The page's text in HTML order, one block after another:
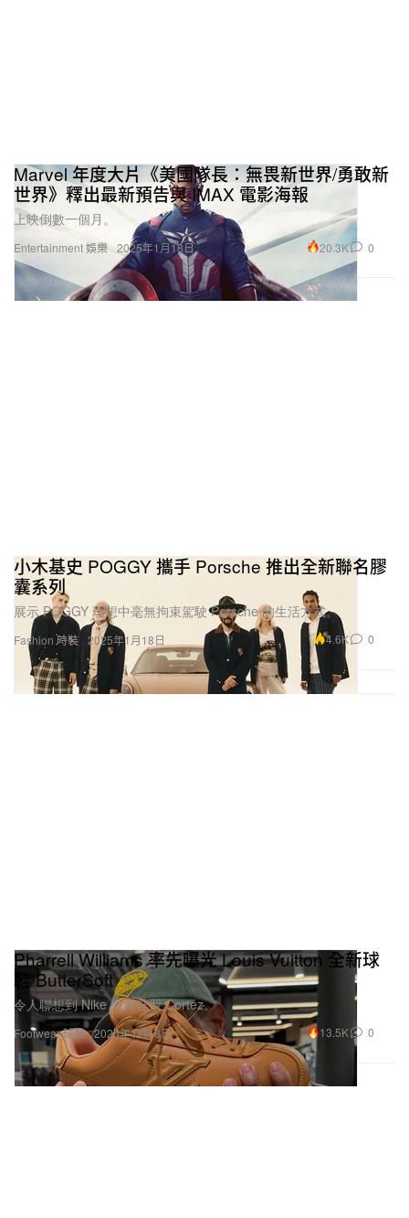
Entertainment 娛樂
Marvel 年度大片《美國隊長：無畏新世界/勇敢新
世界》釋出最新預告與 IMAX 電影海報
上映倒數一個月。
2025年1月18日 20.3K 0
Fashion 時裝
小木基史 POGGY 攜手 Porsche 推出全新聯名膠
囊系列
展示 POGGY 理想中毫無拘束駕駛 Porsche 的生活方式。
2025年1月18日 4.6K 0
Footwear 球鞋
Pharrell Williams 率先曝光 Louis Vuitton 全新球
鞋 ButterSoft
令人聯想到 Nike 經典鞋型 Cortez。
2025年1月18日 13.5K 0